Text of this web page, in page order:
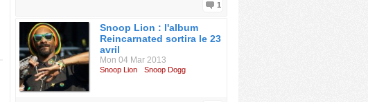
1
Snoop Lion : l'album
Reincarnated sortira le 23
avril
Mon 04 Mar 2013
Snoop Lion Snoop Dogg